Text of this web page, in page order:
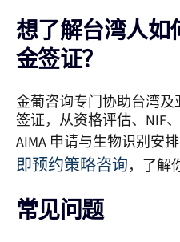
想了解台湾人如
金签证？
金葡咨询专门协助台湾
签证，从资格评估、NIF
AIMA 申请与生物识别安
即预约策略咨询，了解
常见问题